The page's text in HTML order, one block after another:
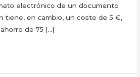
electrónico de un documento
tiene, en cambio, un coste de 5 €,
de 75 […]